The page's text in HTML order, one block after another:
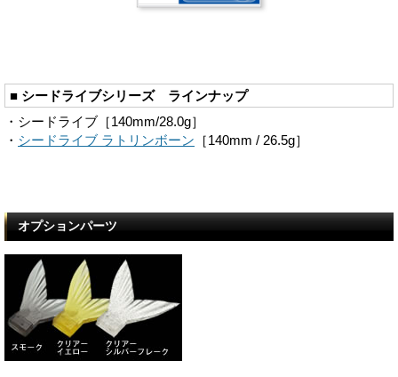
■ シードライブシリーズ ラインナップ
・シードライブ［140mm/28.0g］
・ シードライブ ラトリンボーン ［140mm / 26.5g］
オプションパーツ